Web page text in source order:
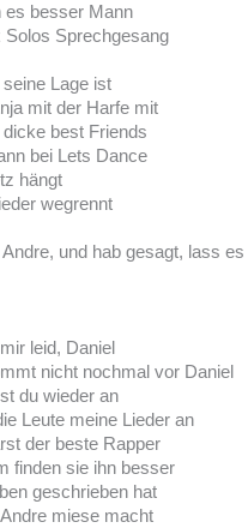
es besser Mann
Sprechgesang
Lage ist
mit der Harfe mit
best Friends
bei Lets Dance
hängt
wegrennt
und hab gesagt, lass es
leid, Daniel
nicht nochmal vor Daniel
du wieder an
Leute meine Lieder an
der beste Rapper
finden sie ihn besser
geschrieben hat
miese macht